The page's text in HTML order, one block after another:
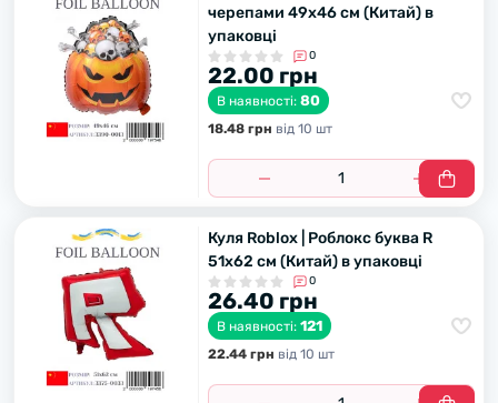
черепами 49х46 см (Китай) в
упаковці
0
22.00 грн
В наявності: 80
18.48 грн вiд 10 шт
Куля Roblox | Роблокс буква R
51х62 см (Китай) в упаковці
0
26.40 грн
В наявності: 121
22.44 грн вiд 10 шт